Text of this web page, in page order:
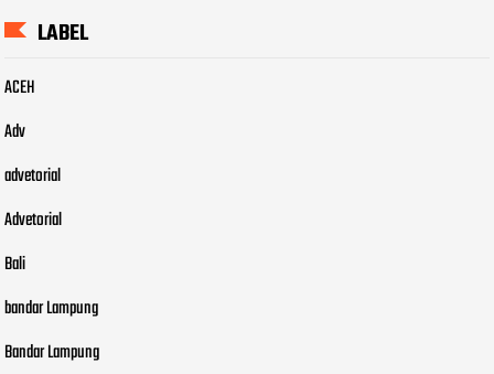
LABEL
ACEH
Adv
advetorial
Advetorial
Bali
bandar Lampung
Bandar Lampung